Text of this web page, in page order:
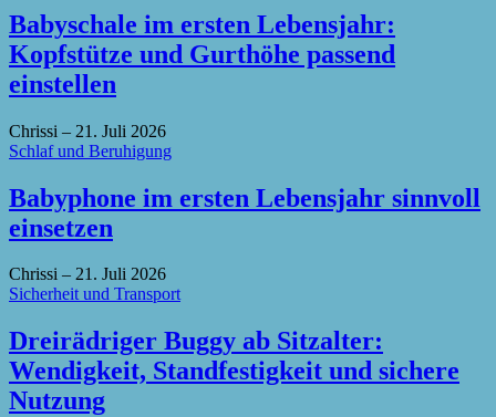
Babyschale im ersten Lebensjahr:
Kopfstütze und Gurthöhe passend
einstellen
Chrissi – 21. Juli 2026
Schlaf und Beruhigung
Babyphone im ersten Lebensjahr sinnvoll
einsetzen
Chrissi – 21. Juli 2026
Sicherheit und Transport
Dreirädriger Buggy ab Sitzalter:
Wendigkeit, Standfestigkeit und sichere
Nutzung